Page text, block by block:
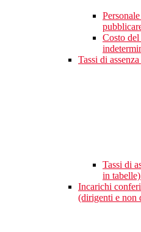
Costo del
Tassi di assenza
Tassi di
in tabelle)
Incarichi
(dirigenti e non